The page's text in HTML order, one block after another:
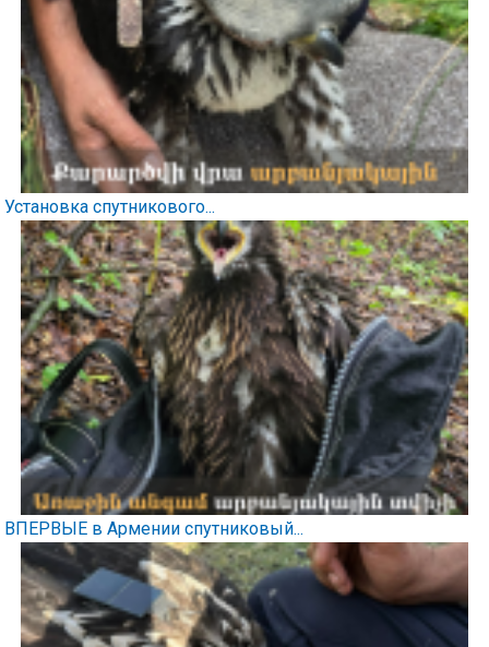
Установка спутникового...
ВПЕРВЫЕ в Армении спутниковый...